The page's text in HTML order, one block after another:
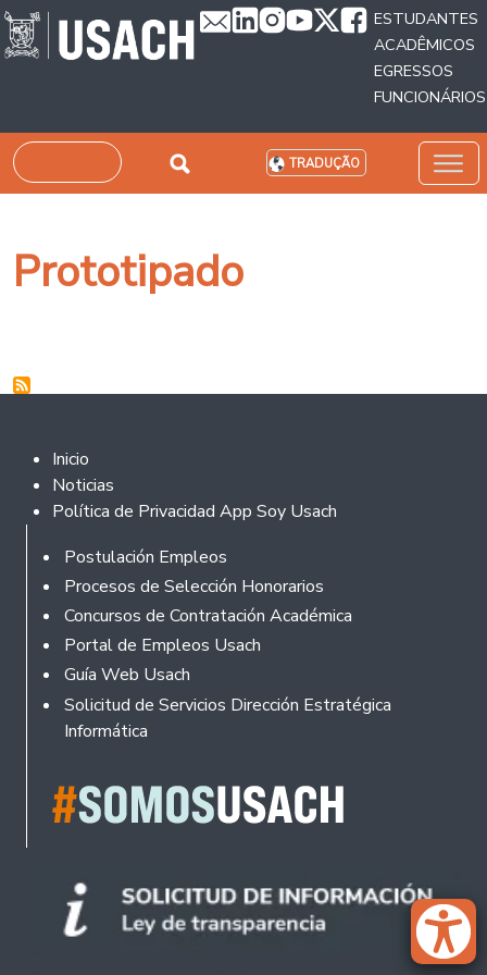
Passar para o conteúdo principal
ESTUDANTES
ACADÊMICOS
EGRESSOS
FUNCIONÁRIOS
Pesquisar TRADUÇÃO
Prototipado
Footer 2
Inicio
Noticias
Política de Privacidad App Soy Usach
Rodapé
Postulación Empleos
Procesos de Selección Honorarios
Concursos de Contratación Académica
Portal de Empleos Usach
Guía Web Usach
Solicitud de Servicios Dirección Estratégica
Informática